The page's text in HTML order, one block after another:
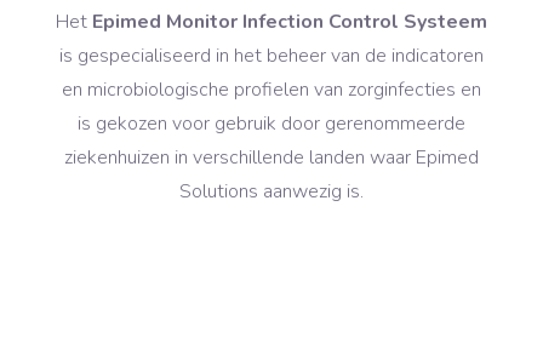
Het Epimed Monitor Infection Control Systeem
is gespecialiseerd in het beheer van de indicatoren
en microbiologische profielen van zorginfecties en
is gekozen voor gebruik door gerenommeerde
ziekenhuizen in verschillende landen waar Epimed
Solutions aanwezig is.